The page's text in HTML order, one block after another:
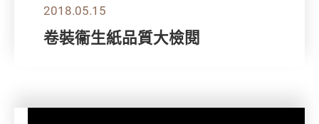
2018.05.15
卷裝衞生紙品質大檢閱